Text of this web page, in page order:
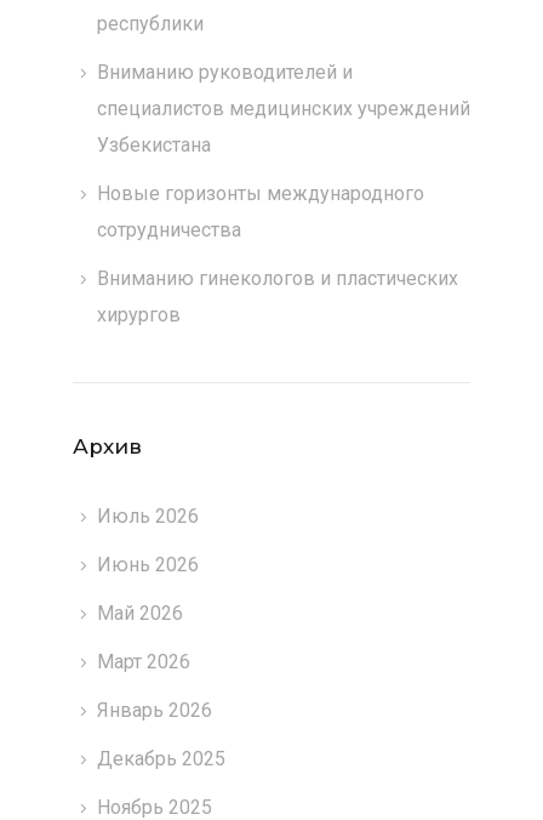
республики
Вниманию руководителей и
специалистов медицинских учреждений
Узбекистана
Новые горизонты международного
сотрудничества
Вниманию гинекологов и пластических
хирургов
Архив
Июль 2026
Июнь 2026
Май 2026
Март 2026
Январь 2026
Декабрь 2025
Ноябрь 2025